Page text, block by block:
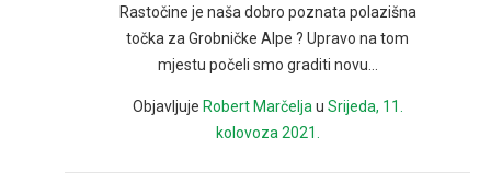
Rastočine je naša dobro poznata polazišna
točka za Grobničke Alpe ? Upravo na tom
mjestu počeli smo graditi novu...
Objavljuje Robert Marčeljau Srijeda, 11.
kolovoza 2021.